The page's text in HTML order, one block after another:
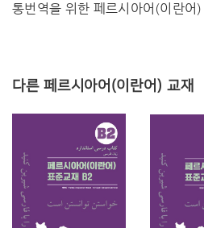
통번역을 위한 페르시아어(이란어
다른 페르시아어(이란어) 교재